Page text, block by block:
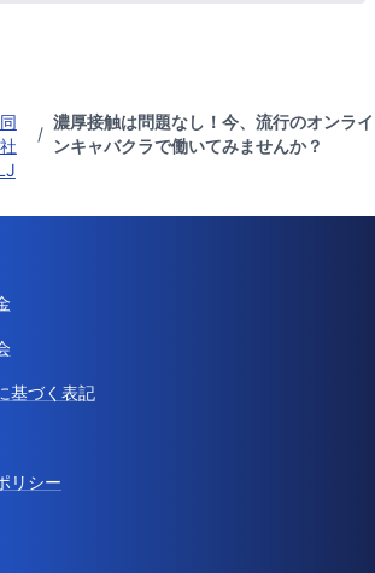
/
濃厚接触は問題なし！今、流行のオンライ
ンキャバクラで働いてみませんか？
基づく表記
リシー